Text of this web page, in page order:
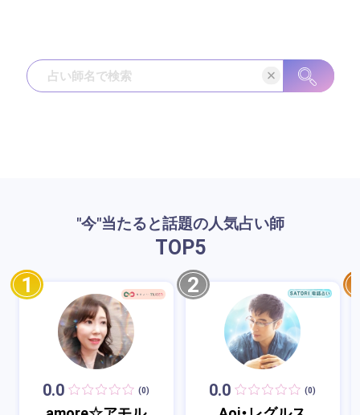
"今"当たると話題の人気占い師
TOP5
1
0.0 (0)
2
0.0 (0)